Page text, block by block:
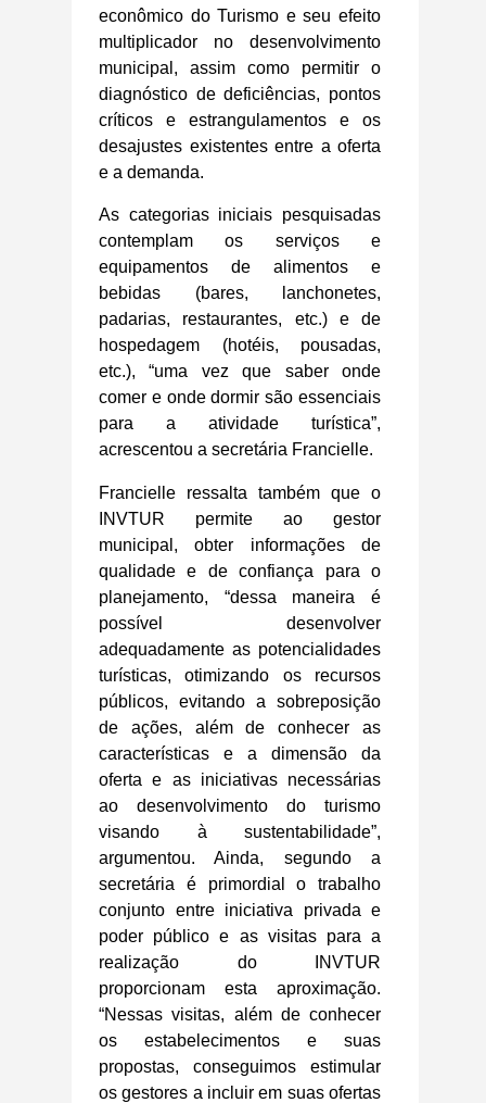
econômico do Turismo e seu efeito
multiplicador no desenvolvimento
municipal, assim como permitir o
diagnóstico de deficiências, pontos
críticos e estrangulamentos e os
desajustes existentes entre a oferta
e a demanda.
As categorias iniciais pesquisadas
contemplam os serviços e
equipamentos de alimentos e
bebidas (bares, lanchonetes,
padarias, restaurantes, etc.) e de
hospedagem (hotéis, pousadas,
etc.), “uma vez que saber onde
comer e onde dormir são essenciais
para a atividade turística”,
acrescentou a secretária Francielle.
Francielle ressalta também que o
INVTUR permite ao gestor
municipal, obter informações de
qualidade e de confiança para o
planejamento, “dessa maneira é
possível desenvolver
adequadamente as potencialidades
turísticas, otimizando os recursos
públicos, evitando a sobreposição
de ações, além de conhecer as
características e a dimensão da
oferta e as iniciativas necessárias
ao desenvolvimento do turismo
visando à sustentabilidade”,
argumentou. Ainda, segundo a
secretária é primordial o trabalho
conjunto entre iniciativa privada e
poder público e as visitas para a
realização do INVTUR
proporcionam esta aproximação.
“Nessas visitas, além de conhecer
os estabelecimentos e suas
propostas, conseguimos estimular
os gestores a incluir em suas ofertas